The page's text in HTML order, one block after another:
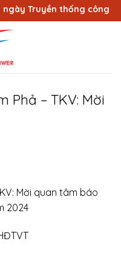
Truyền thống công
Phả – TKV: Mời
Mời quan tâm báo
2024